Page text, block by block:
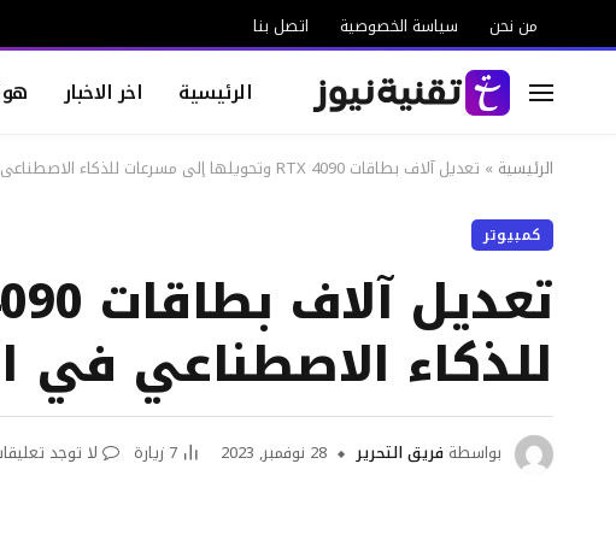
من نحن سياسة الخصوصية اتصل بنا
الرئيسية اخر الاخبار
الرئيسية » تعديل آلاف بطاقات RTX 4090 وتحويلها إلى مسرعات للذكاء الاصطناعي في الصين
كمبيوتر
للذكاء الاصطناعي في
بواسطة فريق التحرير 28 نوفمبر, 2023 7 زيارة لا توجد